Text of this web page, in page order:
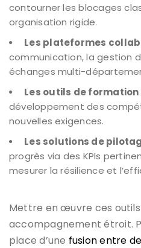
contourner les blocages
organisation rigide.
Les plateformes
communication, la gestion
échanges multi-
Les outils de
développement des
nouvelles exigences.
Les solutions de
progrès via des KPIs
mesurer la résilience et
Mettre en œuvre ces
accompagnement étroit.
place d’une fusion entre